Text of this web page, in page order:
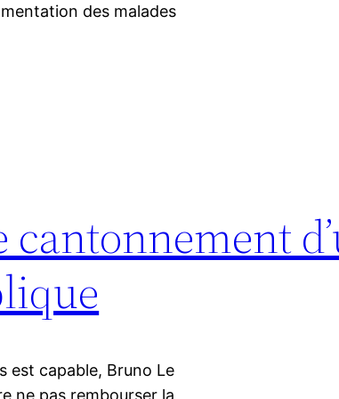
des malades
est capable, Bruno Le
ne pas rembourser la